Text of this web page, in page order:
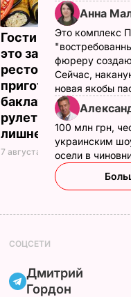
Гости думают, что
это закуска из
ресторана. Как
приготовить
баклажанные
рулетики без
лишнего жира
7 августа, 20.17
Анна
Это комплекс
фюреру
Сейчас,
новая якобы
100 млн грн,
украинским
осели в
СОЦСЕТИ
Дмитрий
Гордон